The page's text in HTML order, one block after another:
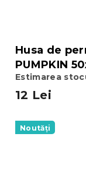
Husa de
PUMPKIN
Estimarea
12 Lei
Noutăți